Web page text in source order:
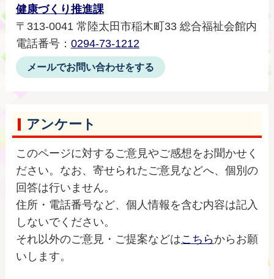
健康づくり推進課
〒313-0041 常陸太田市稲木町33 総合福祉会館内
電話番号： 0294-73-1212
メールでお問い合わせをする
アンケート
このページに対するご意見やご感想をお聞かせく
ださい。なお、寄せられたご意見などへ、個別の
回答は行いません。
住所・電話番号など、個人情報を含む内容は記入
しないでください。
それ以外のご意見・ご提案などはこちらからお願
いします。